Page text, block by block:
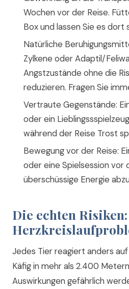
Wochen vor der Reise.
Box und lassen Sie es dort
Natürliche
Zylkene oder Adaptil/
Angstzustände ohne die
reduzieren. Fragen Sie
Vertraute Gegenstände:
oder ein
während der Reise Trost
Bewegung vor der Reise:
oder eine Spielsession vor
überschüssige Energie
Die echten
Jedes Tier reagiert anders
Käfig in mehr als 2.400
Auswirkungen gefährlich